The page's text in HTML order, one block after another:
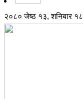
२०८० जेष्ठ १३, शनिबार